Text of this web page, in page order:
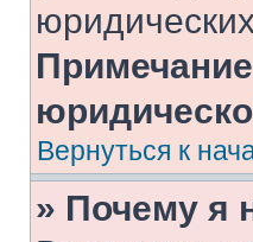
Вернуться к
» Почему я